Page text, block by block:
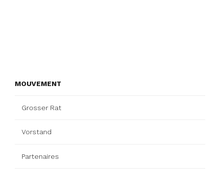
MOUVEMENT
Grosser Rat
Vorstand
Partenaires